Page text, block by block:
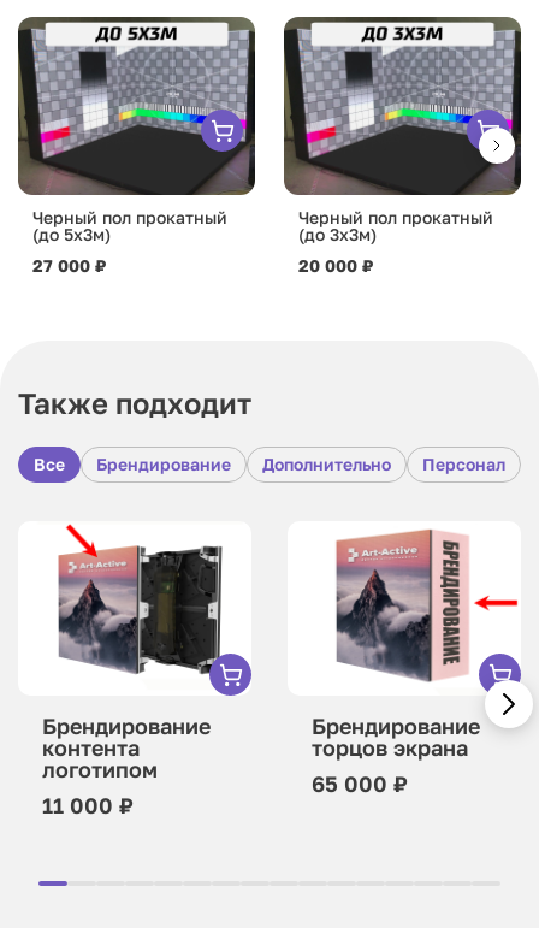
Черный пол прокатный
(до 5х3м)
27 000 ₽
Черный пол прокатный
(до 3х3м)
20 000 ₽
Также подходит
Все Брендирование Дополнительно Персонал
Брендирование
контента
логотипом
11 000 ₽
Брендирование
торцов экрана
65 000 ₽